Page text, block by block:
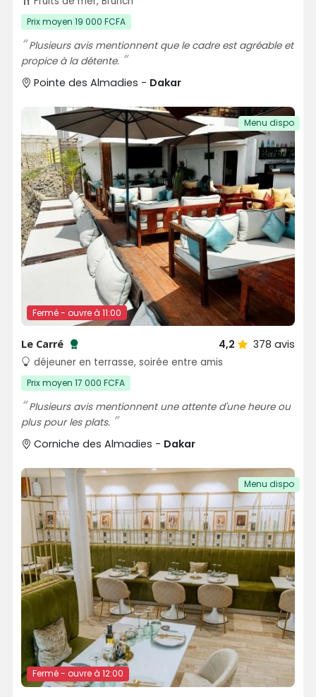
Prix moyen 19 000 FCFA
Plusieurs avis mentionnent que le cadre est agréable et
propice à la détente.
Pointe des Almadies - Dakar
Fermé - ouvre à 11:00
Menu dispo
Le Carré
Testé et approuvé par SénéGuide
4,2 378 avis
déjeuner en terrasse, soirée entre amis
Prix moyen 17 000 FCFA
Plusieurs avis mentionnent une attente d'une heure ou
plus pour les plats.
Corniche des Almadies - Dakar
Fermé - ouvre à 12:00
Menu dispo